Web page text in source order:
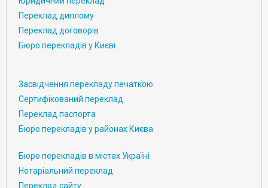
Переклад диплому
Переклад договорів
Бюро перекладів у Києві
Засвідчення перекладу печаткою
Сертифікований переклад
Переклад паспорта
Бюро перекладів у районах Києва
Бюро перекладів в містах Україні
Нотаріальний переклад
Переклад сайту